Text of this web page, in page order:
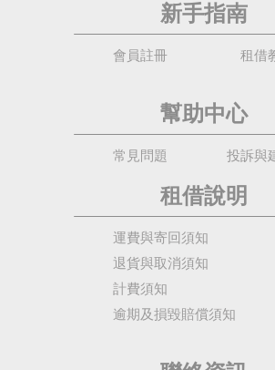
新手指南
會員註冊 租借
幫助中心
常見問題 投訴與
租借說明
運費與寄回須知
退貨與取消須知
計費須知
逾期及損毀賠償須知